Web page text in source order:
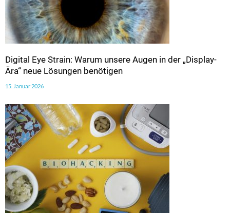
Digital Eye Strain: Warum unsere Augen in der „Display-
Ära“ neue Lösungen benötigen
15. Januar 2026